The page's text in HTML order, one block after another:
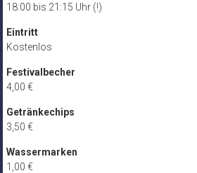
18:00 bis 21:15 Uhr (!)
Eintritt
Kostenlos
Festivalbecher
4,00 €
Getränkechips
3,50 €
Wassermarken
1,00 €